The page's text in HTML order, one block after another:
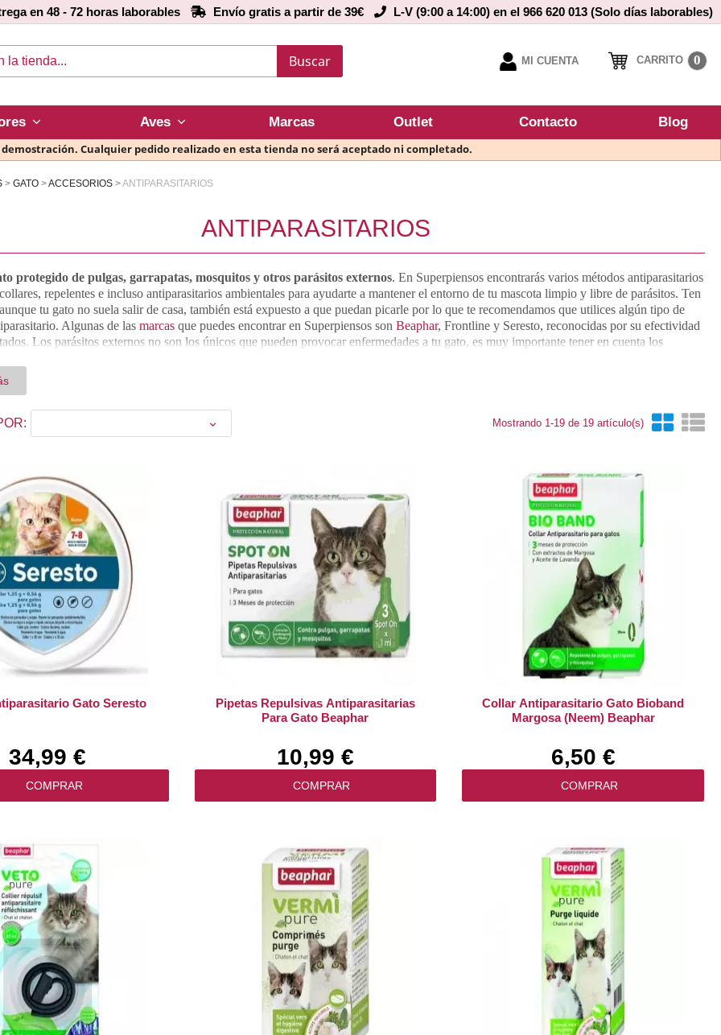
en 48 - 72 horas laborables Envío gratis a partir de 39€ L-V (9:00 a 14:00) en el 966 620 013 (Solo días laborables)
Buscar MI CUENTA CARRITO 0
Aves Marcas Outlet Contacto Blog
Cualquier pedido realizado en esta tienda no será aceptado ni completado.
GATO ACCESORIOS ANTIPARASITARIOS
ANTIPARASITARIOS
protegido de pulgas, garrapatas, mosquitos y otros parásitos externos. En Superpiensos encontrarás varios métodos antiparasitarios
repelentes e incluso antiparasitarios ambientales para ayudarte a mantener el entorno de tu mascota limpio y libre de parásitos. Ten
tu gato no suela salir de casa, también está expuesto a que puedan picarle por lo que te recomendamos que utilices algún tipo de
Algunas de las marcas que puedes encontrar en Superpiensos son Beaphar, Frontline y Seresto, reconocidas por su efectividad
Los parásitos externos no son los únicos que pueden provocar enfermedades a tu gato, es muy importante tener en cuenta los
de garrapatas, pulgas y mosquitos con los mejores antiparasitarios.
 Mostrando 1-19 de 19 artículo(s)
Gato Seresto
34,99 €
COMPRAR
Pipetas Repulsivas Antiparasitarias
Para Gato Beaphar
10,99 €
COMPRAR
Collar Antiparasitario Gato Bioband
Margosa (neem) Beaphar
6,50 €
COMPRAR